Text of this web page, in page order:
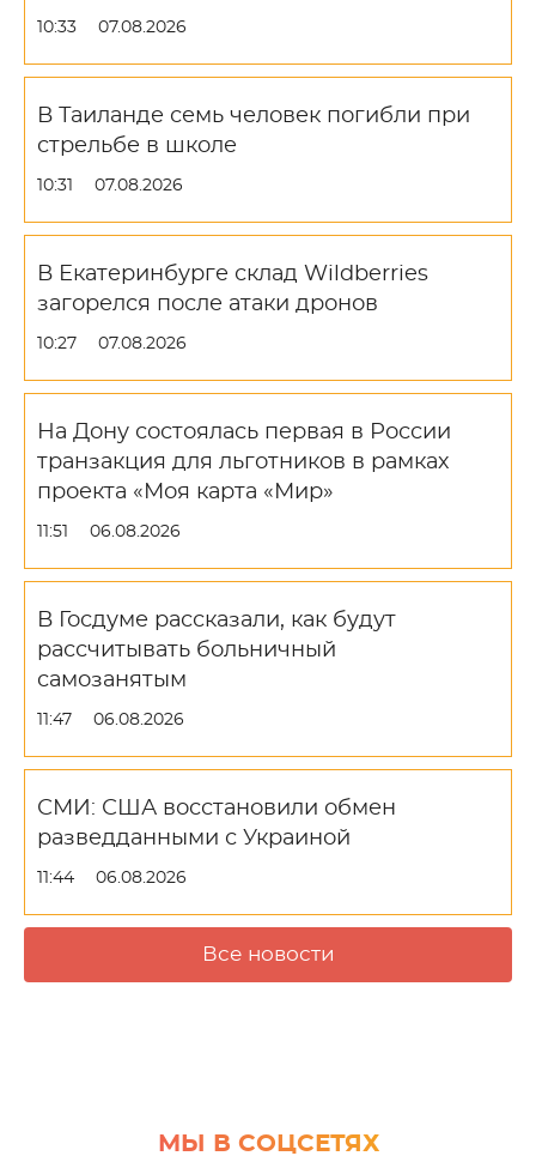
10:33 07.08.2026
В Таиланде семь человек погибли при
стрельбе в школе
10:31 07.08.2026
В Екатеринбурге склад Wildberries
загорелся после атаки дронов
10:27 07.08.2026
На Дону состоялась первая в России
транзакция для льготников в рамках
проекта «Моя карта «Мир»
11:51 06.08.2026
В Госдуме рассказали, как будут
рассчитывать больничный
самозанятым
11:47 06.08.2026
СМИ: США восстановили обмен
разведданными с Украиной
11:44 06.08.2026
Все новости
МЫ В СОЦСЕТЯХ